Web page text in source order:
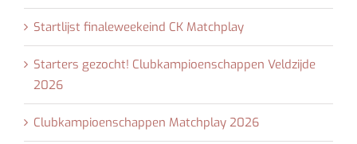
Startlijst finaleweekeind CK Matchplay
Starters gezocht! Clubkampioenschappen Veldzijde
2026
Clubkampioenschappen Matchplay 2026